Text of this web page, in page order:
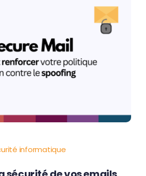
informatique